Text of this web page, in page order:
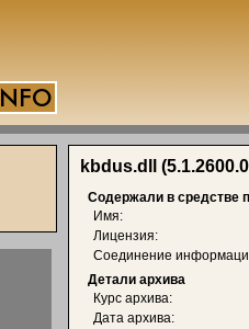
kbdus.dll
Содержали в средстве
Имя:
Лицензия:
Соединение
Детали архива
Курс архива:
Дата архива: